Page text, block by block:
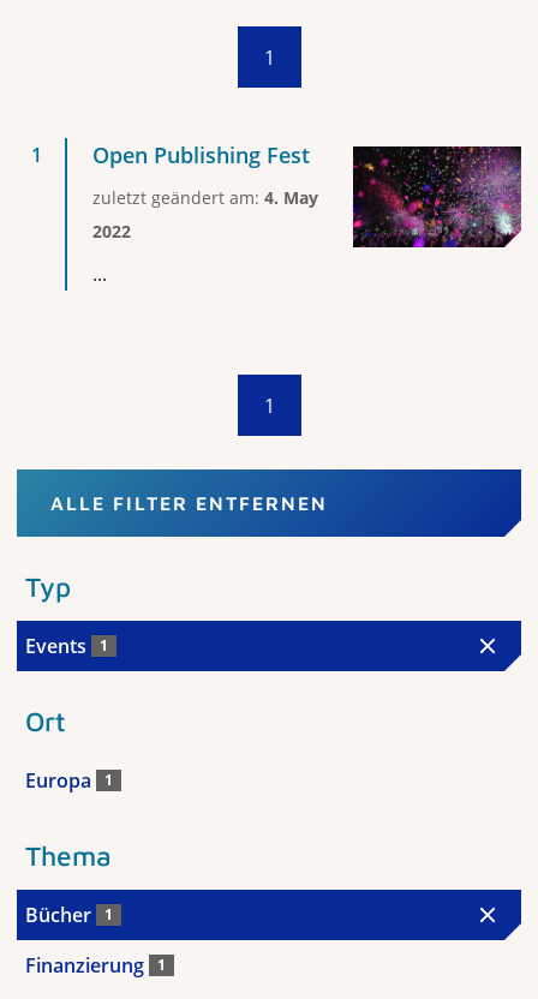
1
Open Publishing Fest
zuletzt geändert am: 4. May
2022
...
1
ALLE FILTER ENTFERNEN
Typ
Events 1
Ort
Europa 1
Thema
Bücher 1
Finanzierung 1